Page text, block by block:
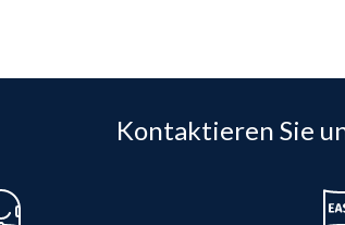
Kontaktieren Sie